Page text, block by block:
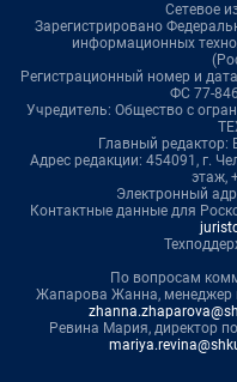
Сетевое
Зарегистрировано
информационных
Регистрационный номер и
ФС 77-
Учредитель: Общество с
Главный
Адрес редакции: 454091, г.
этаж,
Электронный
Контактные данные для
По вопросам
Жапарова Жанна, менеджер
Ревина Мария, директор